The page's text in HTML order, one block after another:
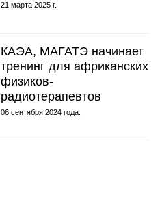
21 марта 2025 г.
КАЭА, МАГАТЭ начинает
тренинг для африканских
физиков-
радиотерапевтов
06 сентября 2024 года.